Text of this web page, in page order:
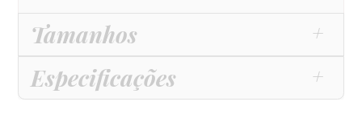
Tamanhos
Especificações